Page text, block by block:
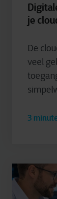
je
De
veel
3